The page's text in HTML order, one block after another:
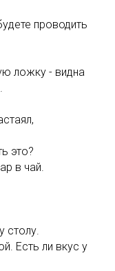
проводить
ложку - видна
это?
в чай.
столу.
Есть ли вкус у